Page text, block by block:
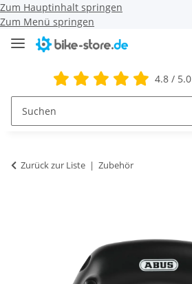
Zum Hauptinhalt springen
Zum Menü springen
4.8 / 5.0
Zurück zur Liste Zubehör